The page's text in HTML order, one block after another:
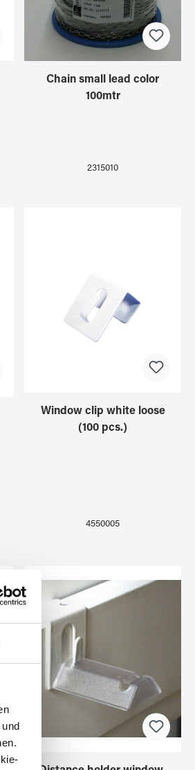
Chain small lead color
100mtr
2315010
Window clip white loose
(100 pcs.)
4550005